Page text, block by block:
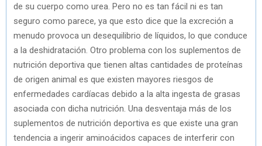
de su cuerpo como urea. Pero no es tan fácil ni es tan
seguro como parece, ya que esto dice que la excreción a
menudo provoca un desequilibrio de líquidos, lo que conduce
a la deshidratación. Otro problema con los suplementos de
nutrición deportiva que tienen altas cantidades de proteínas
de origen animal es que existen mayores riesgos de
enfermedades cardíacas debido a la alta ingesta de grasas
asociada con dicha nutrición. Una desventaja más de los
suplementos de nutrición deportiva es que existe una gran
tendencia a ingerir aminoácidos capaces de interferir con